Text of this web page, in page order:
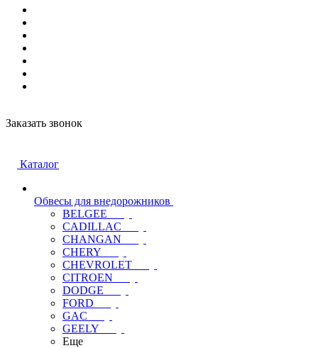
Заказать звонок
Каталог
Обвесы для внедорожников
BELGEE
CADILLAC
CHANGAN
CHERY
CHEVROLET
CITROEN
DODGE
FORD
GAC
GEELY
Еще